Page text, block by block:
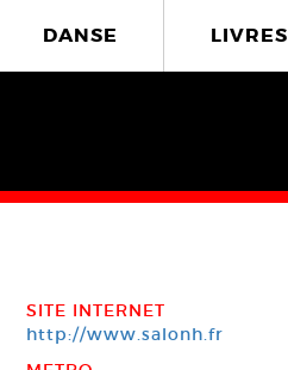
DANSE LIVRES
SITE INTERNET
http://www.salonh.fr